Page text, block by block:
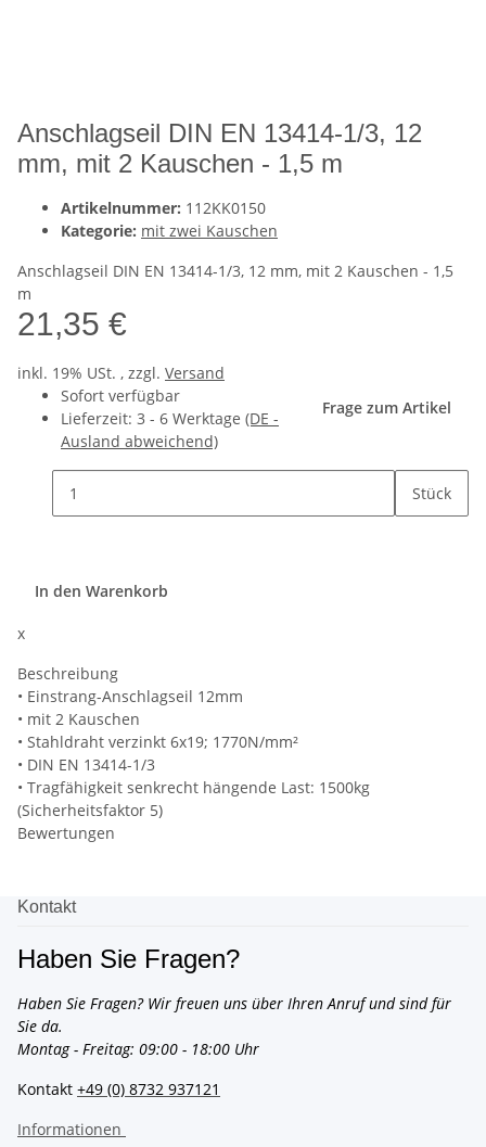
Anschlagseil DIN EN 13414-1/3, 12
mm, mit 2 Kauschen - 1,5 m
Artikelnummer: 112KK0150
Kategorie: mit zwei Kauschen
Anschlagseil DIN EN 13414-1/3, 12 mm, mit 2 Kauschen - 1,5
m
21,35 €
inkl. 19% USt. , zzgl. Versand
Sofort verfügbar
Lieferzeit: 3 - 6 Werktage (DE -
Ausland abweichend)
Frage zum Artikel
Stück
In den Warenkorb
x
Beschreibung
• Einstrang-Anschlagseil 12mm
• mit 2 Kauschen
• Stahldraht verzinkt 6x19; 1770N/mm²
• DIN EN 13414-1/3
• Tragfähigkeit senkrecht hängende Last: 1500kg
(Sicherheitsfaktor 5)
Bewertungen
Kontakt
Haben Sie Fragen?
Haben Sie Fragen? Wir freuen uns über Ihren Anruf und sind für
Sie da.
Montag - Freitag: 09:00 - 18:00 Uhr
Kontakt +49 (0) 8732 937121
Informationen